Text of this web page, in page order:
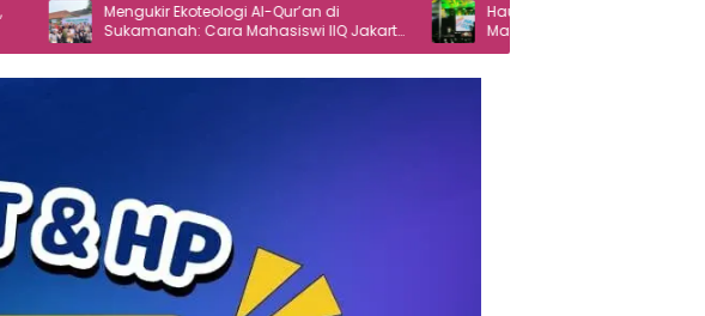
Mengukir Ekoteologi Al-Qur’an di
Sukamanah: Cara Mahasiswi IIQ Jakarta
Menjaga Bumi Jonggol
Haul Gus Dur ke-16 Angkat Peran
Masyarakat dalam Demokrasi